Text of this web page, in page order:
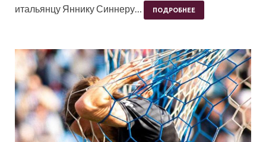
итальянцу Яннику Синнеру…
ПОДРОБНЕЕ